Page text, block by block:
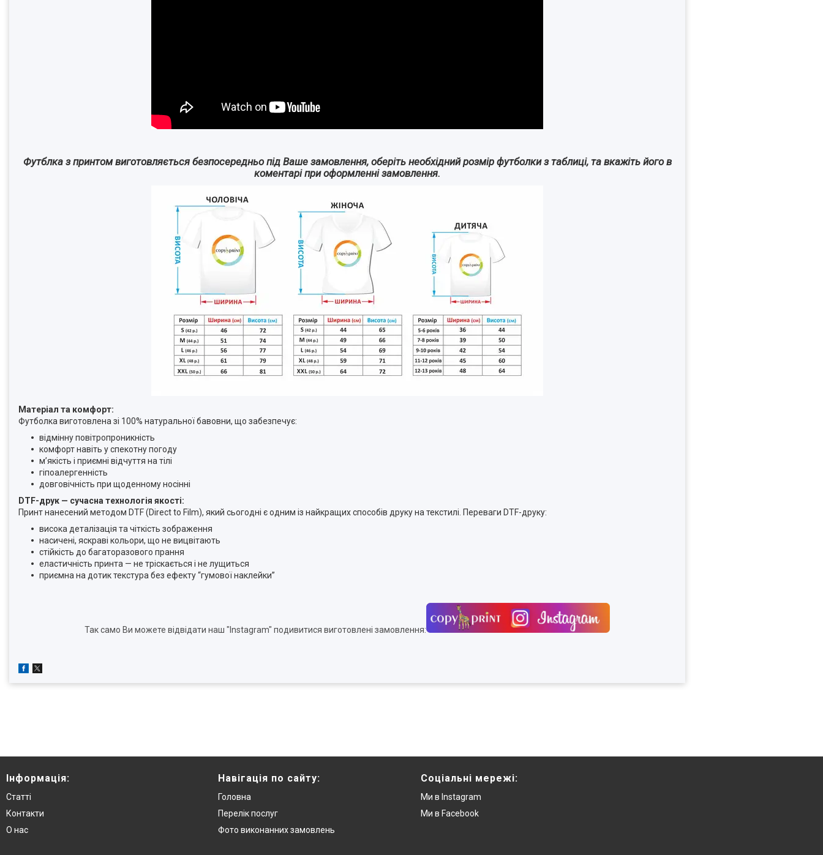
Футблка з принтом виготовляється безпосередньо під Ваше замовлення, оберіть необхідний розмір футболки з таблиці, та вкажіть його в
коментарі при оформленні замовлення.
Матеріал та комфорт:
Футболка виготовлена зі 100% натуральної бавовни, що забезпечує:
відмінну повітропроникність
комфорт навіть у спекотну погоду
м’якість і приємні відчуття на тілі
гіпоалергенність
довговічність при щоденному носінні
DTF-друк — сучасна технологія якості:
Принт нанесений методом DTF (Direct to Film), який сьогодні є одним із найкращих способів друку на текстилі. Переваги DTF-друку:
висока деталізація та чіткість зображення
насичені, яскраві кольори, що не вицвітають
стійкість до багаторазового прання
еластичність принта — не тріскається і не лущиться
приємна на дотик текстура без ефекту “гумової наклейки”
Так само Ви можете відвідати наш "Instagram" подивитися виготовлені замовлення:
Інформація:
Статті
Контакти
О нас
Навігація по сайту:
Головна
Перелік послуг
Фото виконанних замовлень
Соціальні мережі:
Ми в Instagram
Ми в Facebook